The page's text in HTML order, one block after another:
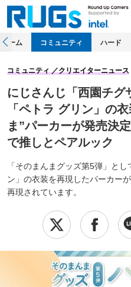
ホーム コミュニティ ハード
にじさんじ「西園チグ
「ペトラ グリン」の
ま”パーカーが発売決
で推しとペアルック
「そのまんまグッズ第5弾」と
ン」の衣装を再現したパーカー
再現されています。
コミュニティ クリエイターニュース